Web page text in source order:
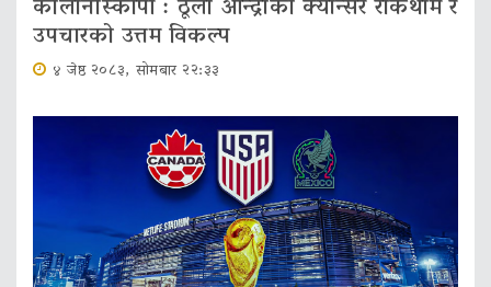
कोलोनोस्कोपी : ठूलो आन्द्राको क्यान्सर रोकथाम र
उपचारको उत्तम विकल्प
४ जेष्ठ २०८३, सोमबार २२:३३